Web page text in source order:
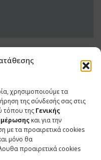
χρησιμοποιούμε τα
της σύνδεσής σας στις
τόπου της Γενικής
και για την
με τα προαιρετικά cookies
μόνο θα
προαιρετικά cookies